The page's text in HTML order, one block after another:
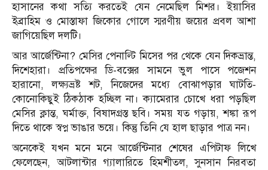
হাসানের কথা সত্যি করতেই যেন নেমেছিল মিশর। ইয়াসির
ইব্রাহিম ও মোস্তাফা জিকোর গোলে স্মরণীয় জয়ের প্রবল আশা
জাগিয়েছিল দলটি।
আর আর্জেন্টিনা? মেসির পেনাল্টি মিসের পর থেকে যেন দিকভ্রান্ত,
দিশেহারা। প্রতিপক্ষের ডি-বক্সের সামনে ভুল পাসে পজেশন
হারানো, লক্ষ্যভ্রষ্ট শট, নিজেদের মধ্যে বোঝাপড়ার ঘাটতি-
কোনোকিছুই ঠিকঠাক হচ্ছিল না। ক্যামেরার চোখে ধরা পড়ছিল
মেসির ক্লান্ত, ঘর্মাক্ত, বিষাদগ্রস্ত ছবি। সময় যত গড়ায়, শঙ্কা রূপ
দিতে থাকে স্বপ্ন ভাঙার ভয়ে। কিন্তু তিনি যে হাল ছাড়ার পাত্র নন।
অনেকেই যখন মনে মনে আর্জেন্টিনার শেষের এপিটাফ লিখে
ফেলেছেন, আটলান্টার গ্যালারিতে হিমশীতল, সুনসান নিরবতা